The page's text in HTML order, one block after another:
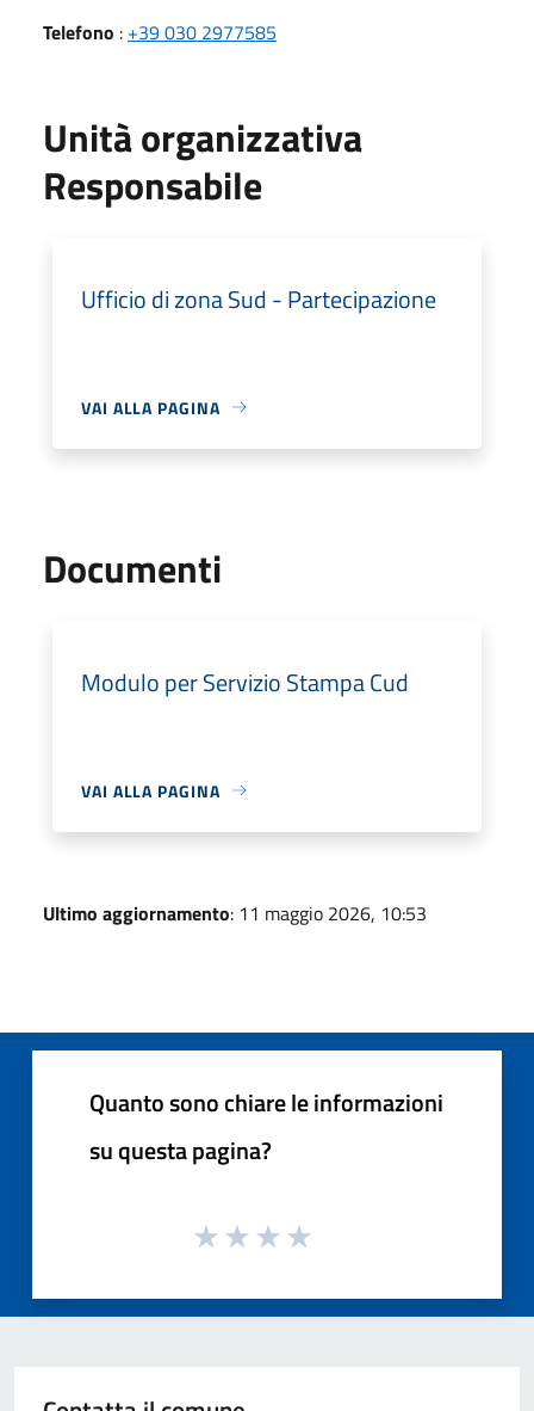
Telefono : +39 030 2977585
Unità organizzativa
Responsabile
Ufficio di zona Sud - Partecipazione
VAI ALLA PAGINA
Documenti
Modulo per Servizio Stampa Cud
VAI ALLA PAGINA
Ultimo aggiornamento: 11 maggio 2026, 10:53
Quanto sono chiare le informazioni
su questa pagina?